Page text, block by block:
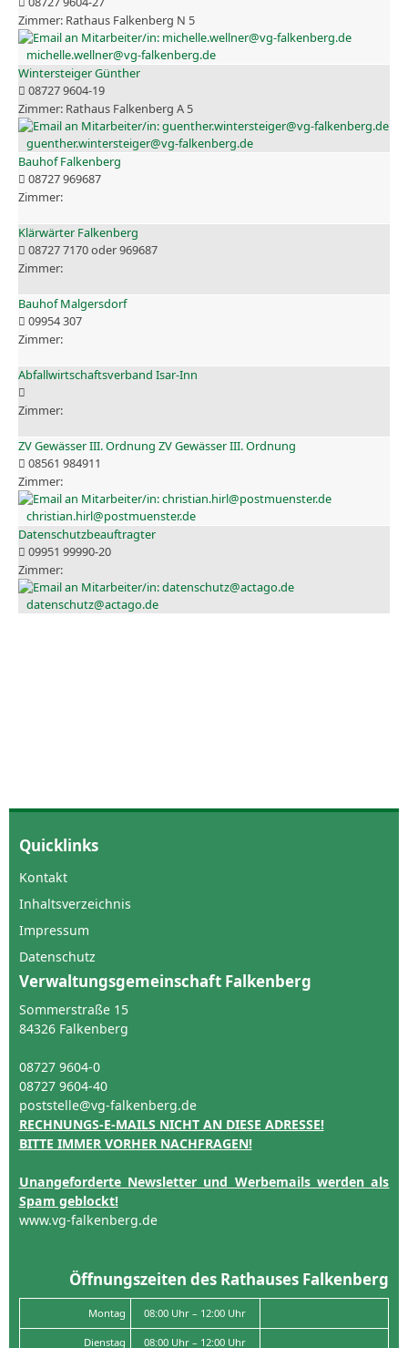
Rathaus Falkenberg N 5
michelle.wellner@vg-falkenberg.de
Wintersteiger Günther
08727 9604-19
Rathaus Falkenberg A 5
guenther.wintersteiger@vg-falkenberg.de
Bauhof Falkenberg
08727 969687
Klärwärter Falkenberg
08727 7170 oder 969687
Bauhof Malgersdorf
09954 307
Abfallwirtschaftsverband Isar-Inn
ZV Gewässer III. Ordnung ZV Gewässer III. Ordnung
08561 984911
christian.hirl@postmuenster.de
Datenschutzbeauftragter
09951 99990-20
datenschutz@actago.de
Quicklinks
Kontakt
Inhaltsverzeichnis
Impressum
Datenschutz
Verwaltungsgemeinschaft Falkenberg
Sommerstraße 15
84326 Falkenberg
08727 9604-0
08727 9604-40
poststelle@vg-falkenberg.de
RECHNUNGS-E-MAILS NICHT AN DIESE ADRESSE!
BITTE IMMER VORHER NACHFRAGEN!
Unangeforderte Newsletter und Werbemails werden als
Spam geblockt!
www.vg-falkenberg.de
Öffnungszeiten des Rathauses Falkenberg
Montag 08:00 Uhr – 12:00 Uhr
Dienstag 08:00 Uhr – 12:00 Uhr